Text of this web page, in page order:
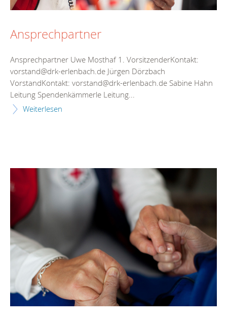
Ansprechpartner
Ansprechpartner Uwe Mosthaf 1. VorsitzenderKontakt:
vorstand@drk-erlenbach.de Jürgen Dörzbach
VorstandKontakt: vorstand@drk-erlenbach.de Sabine Hahn
Leitung Spendenkämmerle Leitung...
Weiterlesen